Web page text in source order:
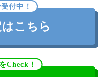
付中！
こちら
Check！